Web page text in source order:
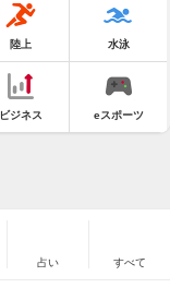
陸上 水泳
ビジネス eスポーツ
占い すべて